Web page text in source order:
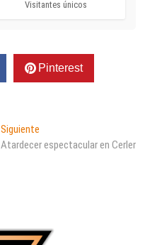
Visitantes únicos
Pinterest
SiguienteEntrada
siguiente:
Atardecer espectacular en Cerler